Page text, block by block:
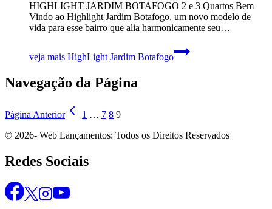
HIGHLIGHT JARDIM BOTAFOGO 2 e 3 Quartos Bem
Vindo ao Highlight Jardim Botafogo, um novo modelo de
vida para esse bairro que alia harmonicamente seu…
veja mais HighLight Jardim Botafogo
Navegação da Página
Página Anterior 1 … 7 8 9
© 2026- Web Lançamentos: Todos os Direitos Reservados
Redes Sociais